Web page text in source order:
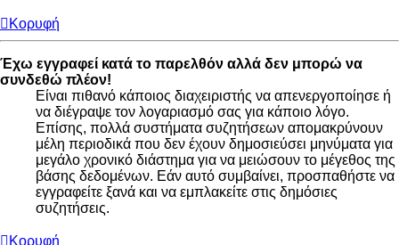
Κορυφή
Έχω εγγραφεί κατά το παρελθόν αλλά δεν μπορώ να
συνδεθώ πλέον!
Είναι πιθανό κάποιος διαχειριστής να απενεργοποίησε ή
να διέγραψε τον λογαριασμό σας για κάποιο λόγο.
Επίσης, πολλά συστήματα συζητήσεων απομακρύνουν
μέλη περιοδικά που δεν έχουν δημοσιεύσει μηνύματα για
μεγάλο χρονικό διάστημα για να μειώσουν το μέγεθος της
βάσης δεδομένων. Εάν αυτό συμβαίνει, προσπαθήστε να
εγγραφείτε ξανά και να εμπλακείτε στις δημόσιες
συζητήσεις.
Κορυφή